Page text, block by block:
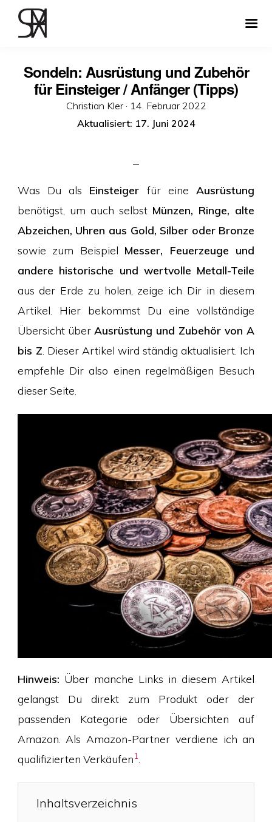
Sondeln: Ausrüstung und Zubehör
für Einsteiger / Anfänger (Tipps)
Christian Kler · Veröffentlicht
am
14. Februar 2022
Aktualisiert: 17. Juni 2024
Was Du als Einsteigerfür eineAusrüstung
benötigst, um auch selbst Münzen, Ringe, alte
Abzeichen, Uhren aus Gold, Silber oder Bronze
sowie zum Beispiel Messer, Feuerzeuge und
andere historische und wertvolle Metall-Teile
aus der Erde zu holen, zeige ich Dir in diesem
Artikel. Hier bekommst Du eine vollständige
Übersicht über Ausrüstung und Zubehör von A
bis Z . Dieser Artikel wird ständig aktualisiert. Ich
empfehle Dir also einen regelmäßigen Besuch
dieser Seite.
Hinweis: Über manche Links in diesem Artikel
gelangst Du direkt zum Produkt oder der
passenden Kategorie oder Übersichten auf
Amazon. Als Amazon-Partner verdiene ich an
qualifizierten Verkäufen1
Inhaltsverzeichnis